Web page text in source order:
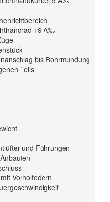
19 A‰
bis Rohrmündung
Teils
und Führungen
Vorholfedern